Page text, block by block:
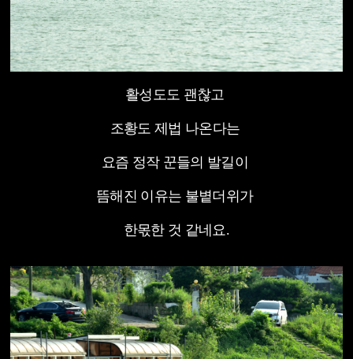
활성도도 괜찮고
조황도 제법 나온다는
요즘 정작 꾼들의 발길이
뜸해진 이유는 불볕더위가
한몫한 것 같네요.